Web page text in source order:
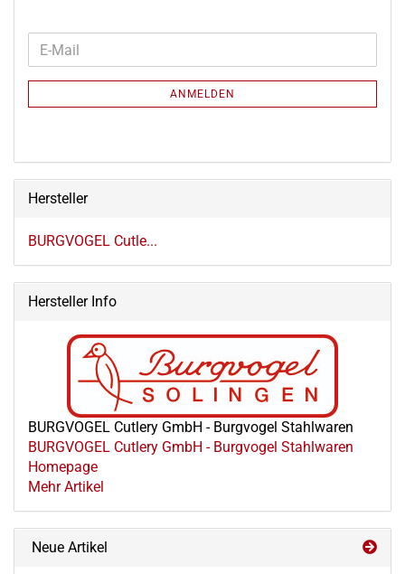
WEITER
ZUR
NEWSLETTER-
E-
Mail
ANMELDEN
Hersteller
BURGVOGEL Cutle...
Hersteller Info
BURGVOGEL Cutlery GmbH - Burgvogel Stahlwaren
BURGVOGEL Cutlery GmbH - Burgvogel Stahlwaren
Homepage
Mehr Artikel
Neue Artikel